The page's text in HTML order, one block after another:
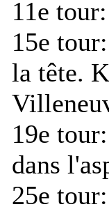
11e tour:
15e tour:
la tête.
19e tour:
dans
25e tour: